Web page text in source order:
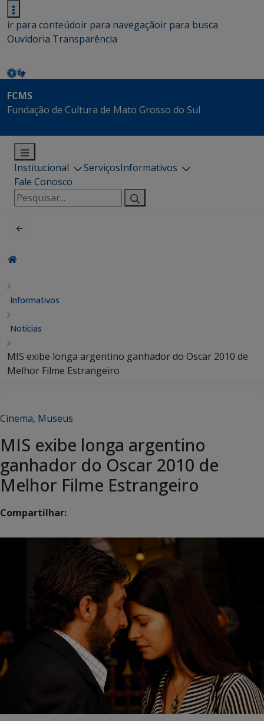
ir para conteúdoir para navegaçãoir para busca
Ouvidoria Transparência
FCMS
Fundação de Cultura de Mato Grosso do Sul
Institucional ServiçosInformativos
Fale Conosco
Pesquisar
por:
Informativos
Notícias
MIS exibe longa argentino ganhador do Oscar 2010 de
Melhor Filme Estrangeiro
Cinema, Museus
MIS exibe longa argentino
ganhador do Oscar 2010 de
Melhor Filme Estrangeiro
Compartilhar: